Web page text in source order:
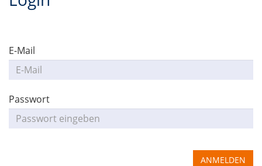
E-Mail
Passwort
ANMELDEN